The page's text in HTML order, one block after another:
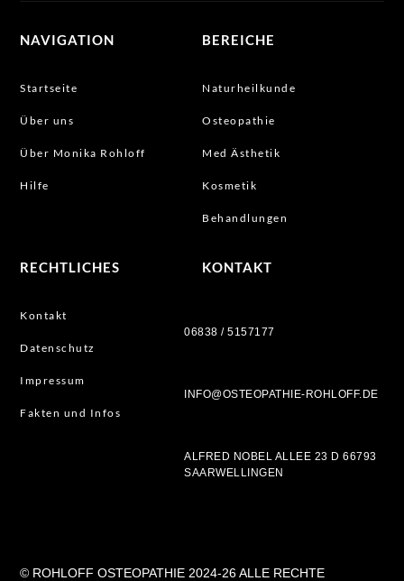
NAVIGATION
Startseite
Über uns
Über Monika Rohloff
Hilfe
RECHTLICHES
Kontakt
Datenschutz
Impressum
Fakten und Infos
BEREICHE
Naturheilkunde
Osteopathie
Med Ästhetik
Kosmetik
Behandlungen
KONTAKT
06838 / 5157177
INFO@OSTEOPATHIE-ROHLOFF.DE
ALFRED NOBEL ALLEE 23 D 66793
SAARWELLINGEN
© ROHLOFF OSTEOPATHIE 2024-26 ALLE RECHTE